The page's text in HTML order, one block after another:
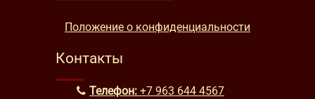
Положение о конфиденциальности
Контакты
Телефон: +7 963 644 4567